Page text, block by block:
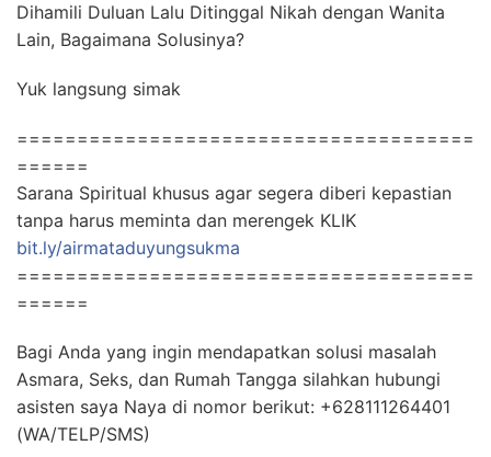
Dihamili Duluan Lalu Ditinggal Nikah dengan Wanita
Lain, Bagaimana Solusinya?
Yuk langsung simak
======================================
======
Sarana Spiritual khusus agar segera diberi kepastian
tanpa harus meminta dan merengek KLIK
bit.ly/airmataduyungsukma
======================================
======
Bagi Anda yang ingin mendapatkan solusi masalah
Asmara, Seks, dan Rumah Tangga silahkan hubungi
asisten saya Naya di nomor berikut: +628111264401
(WA/TELP/SMS)